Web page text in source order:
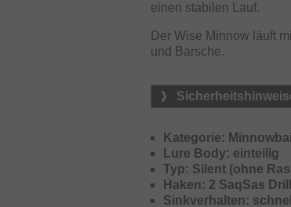
einen stabilen Lauf.
Der Wise Minnow läuft
und Barsche.
Kategorie:
Lure Body: einteilig
Typ: Silent (ohne
Haken: 2 SaqSas
Sinkverhalten: